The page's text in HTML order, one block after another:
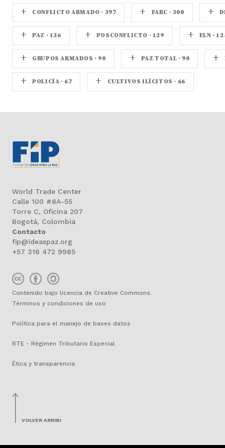
+ CONFLICTO ARMADO · 397 + FARC · 300 +
+ PAZ · 136 + POSCONFLICTO · 129 + ELN ·
+ GRUPOS ARMADOS · 90 + PAZ TOTAL · 90 +
+ POLICÍA · 67 + CULTIVOS ILÍCITOS · 66
World Trade Center
Calle 100 #8A-55
Torre C, Oficina 207
Bogotá, Colombia
Contacto
fip@ideaspaz.org
+57 316 472 9985
Contenido bajo licencia de Creative Commons.
Términos y condiciones de uso
Política para el manejo de bases datos
RTE - Régimen Tributario Especial
Ética y transparencia
VOLVER ARRIBA